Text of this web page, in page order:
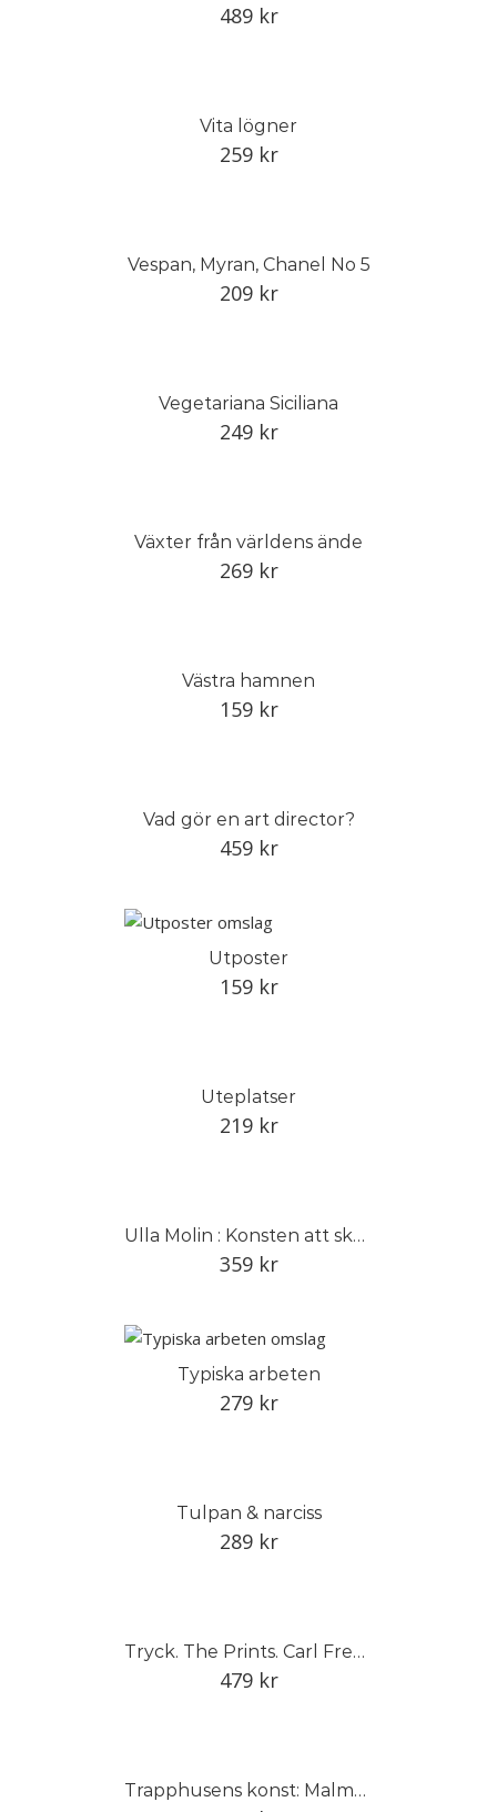
489 kr
Vita lögner
259 kr
Vespan, Myran, Chanel No 5
209 kr
Vegetariana Siciliana
249 kr
Växter från världens ände
269 kr
Västra hamnen
159 kr
Vad gör en art director?
459 kr
Utposter
159 kr
Uteplatser
219 kr
Ulla Molin : Konsten att skapa den tidlösa trädgården
359 kr
Typiska arbeten
279 kr
Tulpan & narciss
289 kr
Tryck. The Prints. Carl Fredrik Reuterswärd
479 kr
Trapphusens konst: Malmö 1930–1940